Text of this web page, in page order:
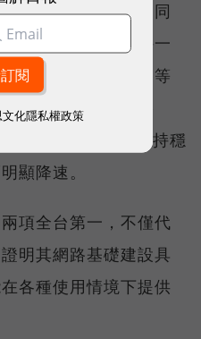
電信業者可否在不同
負載下，都能維持一
在跨年晚會、球賽等
移動時觀看串流影
社群動態，確保維持穩
顯降速。
項全台第一，不僅代
明其網路基礎建設具
各種使用情境下提供
文化隱私權政策